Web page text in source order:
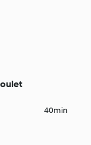
40min